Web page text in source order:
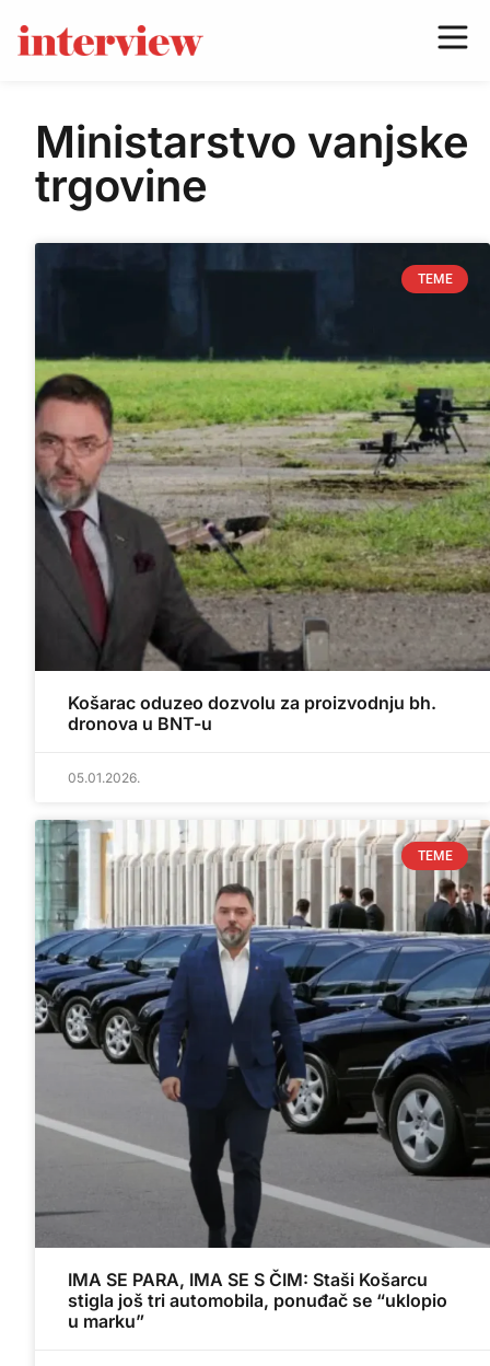
Ministarstvo vanjske
trgovine
TEME
Košarac oduzeo dozvolu za proizvodnju bh.
dronova u BNT-u
05.01.2026.
TEME
IMA SE PARA, IMA SE S ČIM: Staši Košarcu
stigla još tri automobila, ponuđač se “uklopio
u marku”